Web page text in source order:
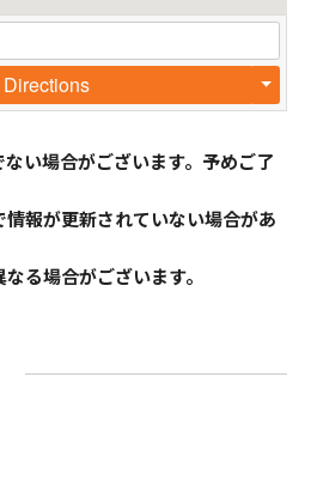
い場合がございます。予めご了
報が更新されていない場合があ
る場合がございます。